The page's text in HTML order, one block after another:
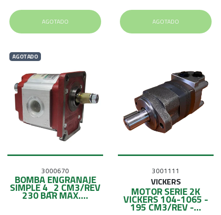
AGOTADO AGOTADO
AGOTADO
3000670
BOMBA ENGRANAJE
SIMPLE 4_2 CM3/REV
230 BAR MAX....
3001111
VICKERS
MOTOR SERIE 2K
VICKERS 104-1065 -
195 CM3/REV -...